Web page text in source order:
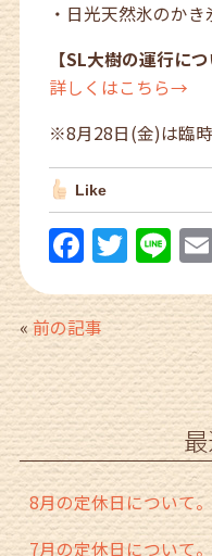
・日光天然氷のかき
【SL大樹の運行につ
詳しくはこちら→
※8月28日(金)は臨時
Like
F
a
c
e
b
o
o
k
T
w
itt
er
Li
n
e
«前の記事
8月の定休日について。
7月の定休日について。